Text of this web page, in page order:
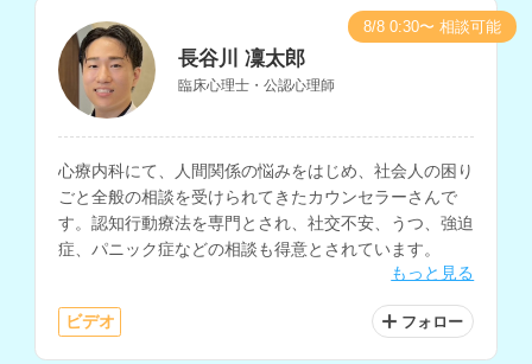
長谷川 凜太郎
臨床心理士・公認心理師
心療内科にて、人間関係の悩みをはじめ、社会人の困り
ごと全般の相談を受けられてきたカウンセラーさんで
す。認知行動療法を専門とされ、社交不安、うつ、強迫
症、パニック症などの相談も得意とされています。
もっと見る
ビデオ フォロー
8/8 0:30〜 相談可能